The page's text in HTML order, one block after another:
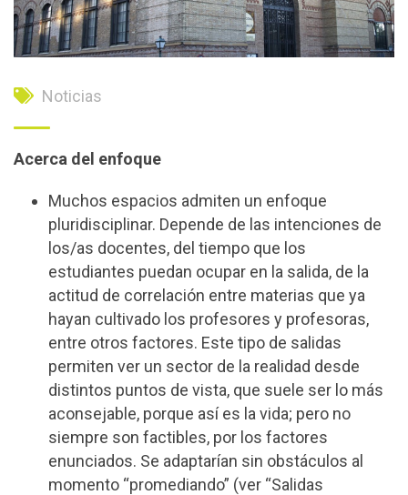
Noticias
Acerca del enfoque
Muchos espacios admiten un enfoque
pluridisciplinar. Depende de las intenciones de
los/as docentes, del tiempo que los
estudiantes puedan ocupar en la salida, de la
actitud de correlación entre materias que ya
hayan cultivado los profesores y profesoras,
entre otros factores. Este tipo de salidas
permiten ver un sector de la realidad desde
distintos puntos de vista, que suele ser lo más
aconsejable, porque así es la vida; pero no
siempre son factibles, por los factores
enunciados. Se adaptarían sin obstáculos al
momento “promediando” (ver “Salidas